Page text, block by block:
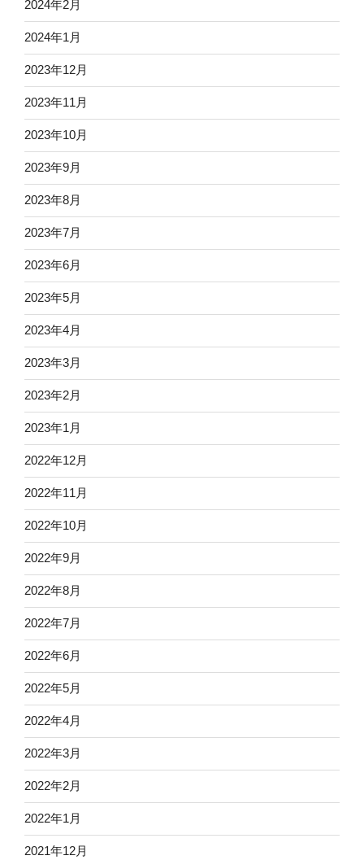
2024年2月
2024年1月
2023年12月
2023年11月
2023年10月
2023年9月
2023年8月
2023年7月
2023年6月
2023年5月
2023年4月
2023年3月
2023年2月
2023年1月
2022年12月
2022年11月
2022年10月
2022年9月
2022年8月
2022年7月
2022年6月
2022年5月
2022年4月
2022年3月
2022年2月
2022年1月
2021年12月